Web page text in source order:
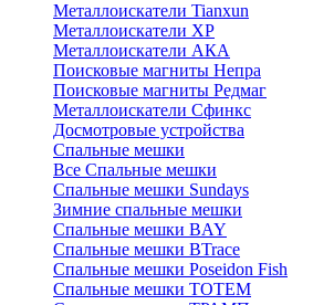
Металлоискатели Tianxun
Металлоискатели XP
Металлоискатели АКА
Поисковые магниты Непра
Поисковые магниты Редмаг
Металлоискатели Сфинкс
Досмотровые устройства
Спальные мешки
Все Спальные мешки
Спальные мешки Sundays
Зимние спальные мешки
Спальные мешки BAY
Спальные мешки BTrace
Спальные мешки Poseidon Fish
Спальные мешки ТОТЕМ